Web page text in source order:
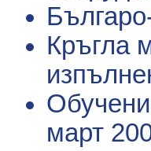
Кръгла
март